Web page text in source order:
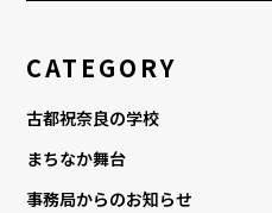
CATEGORY
古都祝奈良の学校
まちなか舞台
事務局からのお知らせ